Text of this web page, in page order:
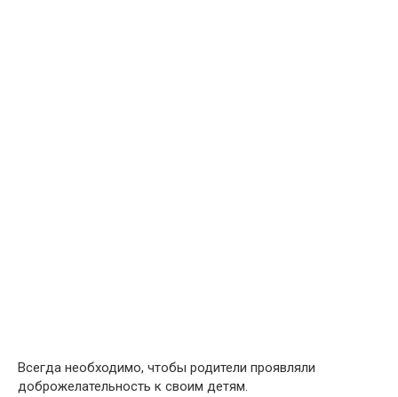
Всегда необходимо, чтобы родители проявляли
доброжелательность к своим детям.